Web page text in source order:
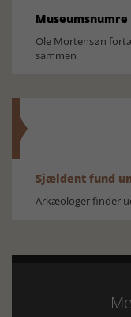
Museumsnumre
Ole Mortensøn
sammen
Sjældent fund
Arkæologer finder